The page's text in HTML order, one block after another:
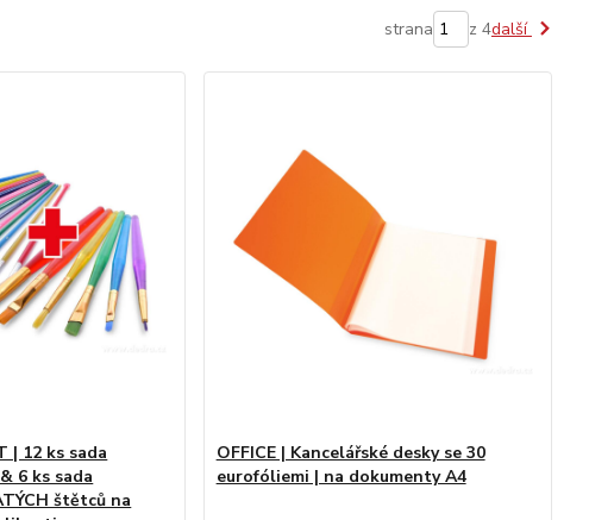
strana z 4další
| 12 ks sada
6 ks sada
štětců na
OFFICE | Kancelářské desky se 30
eurofóliemi | na dokumenty A4